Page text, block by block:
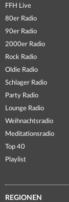
FFH Live
80er Radio
90er Radio
2000er Radio
Rock Radio
Oldie Radio
Schlager Radio
Party Radio
Lounge Radio
Weihnachtsradio
Meditationsradio
Top 40
Playlist
REGIONEN